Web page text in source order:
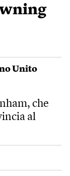
Unito
che
al